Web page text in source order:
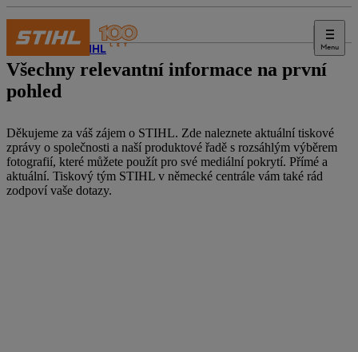
Menu
Svět STIHL
Všechny relevantní informace na první
pohled
Děkujeme za váš zájem o STIHL. Zde naleznete aktuální tiskové
zprávy o společnosti a naší produktové řadě s rozsáhlým výběrem
fotografií, které můžete použít pro své mediální pokrytí. Přímé a
aktuální. Tiskový tým STIHL v německé centrále vám také rád
zodpoví vaše dotazy.